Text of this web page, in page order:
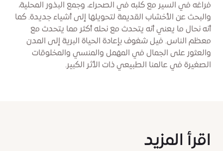
فراغه في السير مع كلبه في الصحراء، وجمع البذور المحلية،
والبحث عن الأخشاب القديمة لتحويلها إلى أشياء جديدة. كما
أنه نحال ما يعني أنه يتحدث مع نحله أكثر مما يتحدث مع
معظم الناس. فيل شغوف بإعادة الحياة البرية إلى المدن
والعثور على الجمال في المهمل والمنسي والمخلوقات
الصغيرة في عالمنا الطبيعي ذات الأثر الكبير.
اقرأ المزيد